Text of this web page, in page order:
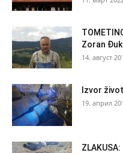
Zoran
14. август
Izvor
19. април